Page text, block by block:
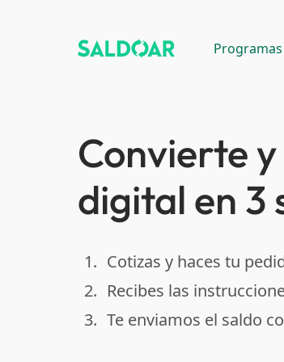
Convierte
digital en 3
done
1. Cotizas y haces tu
done
2. Recibes las
done
3. Te enviamos el saldo